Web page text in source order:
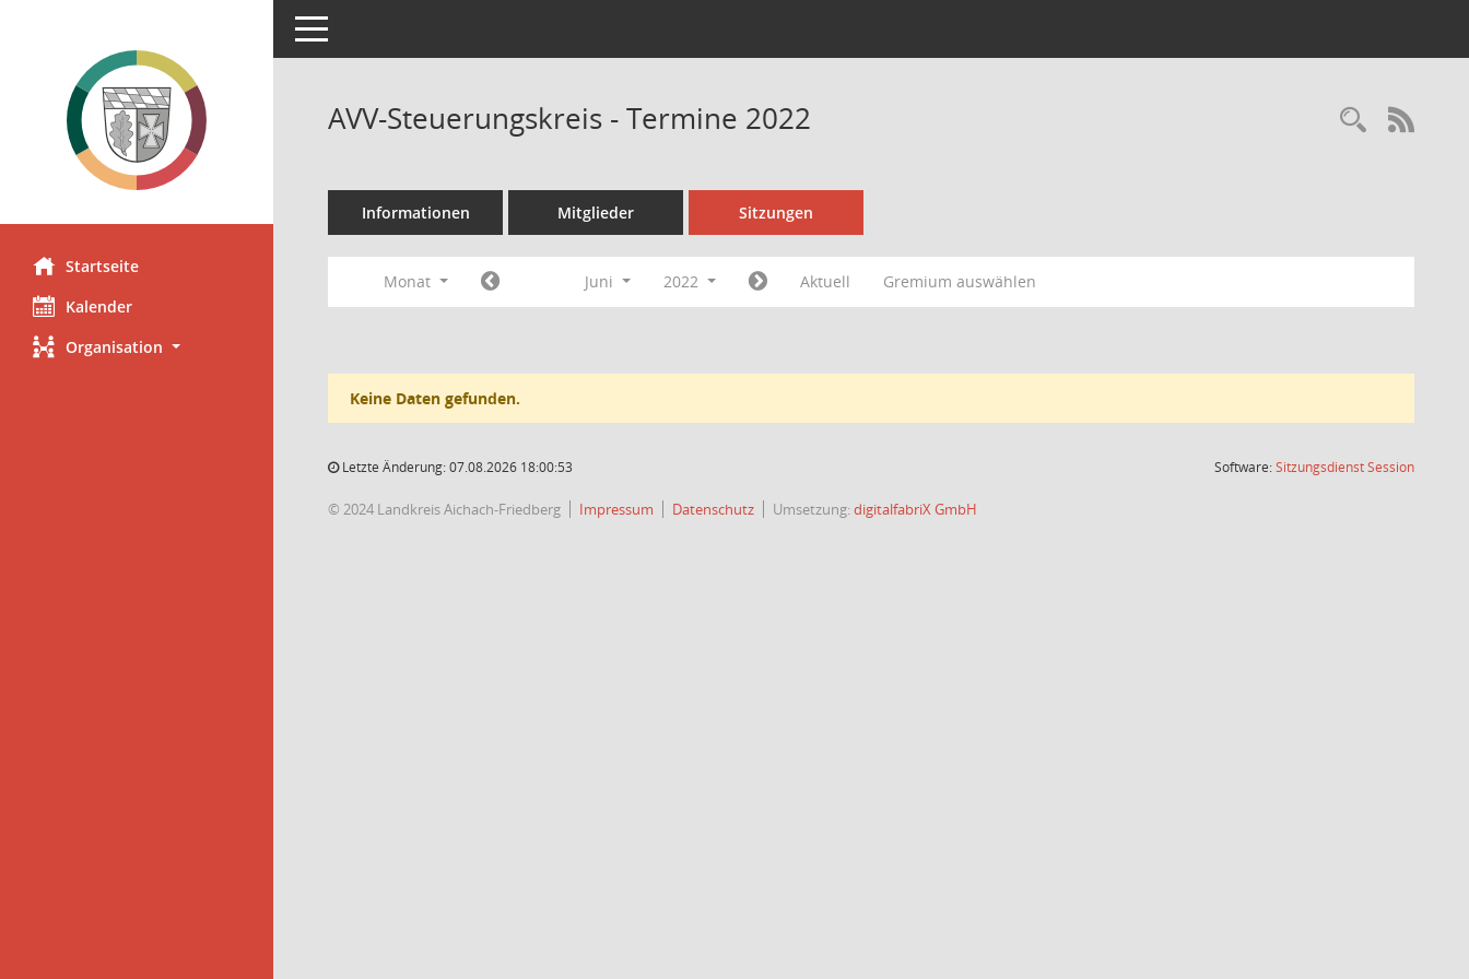
Startseite
Kalender
Organisation
Toggle navigation
AVV-Steuerungskreis - Termine 2022
Informationen Mitglieder Sitzungen
Monat Juni 2022 Aktuell Gremium auswählen
Keine Daten gefunden.
Letzte Änderung: 07.08.2026 18:00:53 Software:SitzungsdienstSession(Wird in
© 2024 Landkreis Aichach-Friedberg Impressum Datenschutz Umsetzung:digitalfabriX GmbH